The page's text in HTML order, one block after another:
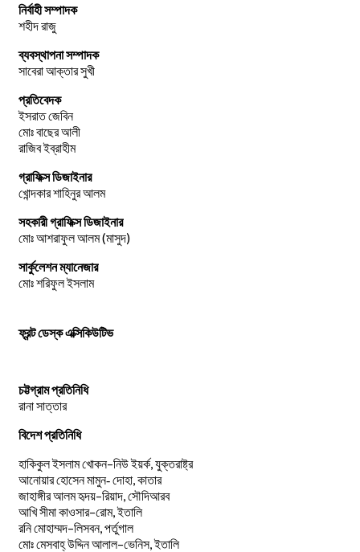
নির্বাহী সম্পাদক
শহীদ রাজু
ব্যবস্থাপনা সম্পাদক
সাবেরা আক্তার সুখী
প্রতিবেদক
ইসরাত জেবিন
মোঃ বাছের আলী
রাজিব ইব্রাহীম
গ্রাফিক্স ডিজাইনার
খোন্দকার শাহিনুর আলম
সহকারী গ্রাফিক্স ডিজাইনার
মোঃ আশরাফুল আলম (মাসুদ)
সার্কুলেশন ম্যানেজার
মোঃ শরিফুল ইসলাম
ফ্রন্ট ডেস্ক এক্সিকিউটিভ
চট্টগ্রাম প্রতিনিধি
রানা সাত্তার
বিদেশ প্রতিনিধি
হাকিকুলইসলামখোকন–নিউইয়র্ক, যুক্তরাষ্ট্র
আনোয়ারহোসেনমামুন-দোহা কাতার
জাহাঙ্গীরআলমহৃদয়–রিয়াদ সৌদিআরব
আখিসীমাকাওসার–রোম,ইতালি
রনিমোহাম্মদ–লিসবন, পর্তুগাল
মোঃমেসবাহ্উদ্দিনআলাল–ভেনিস,ইতালি